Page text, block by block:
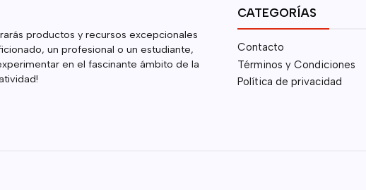
productos y recursos excepcionales
un profesional o un estudiante,
en el fascinante ámbito de la
CATEGORÍAS
Contacto
Términos y Condiciones
Política de privacidad